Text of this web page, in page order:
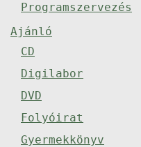
Programszervezés
Ajánló
CD
Digilabor
DVD
Folyóirat
Gyermekkönyv